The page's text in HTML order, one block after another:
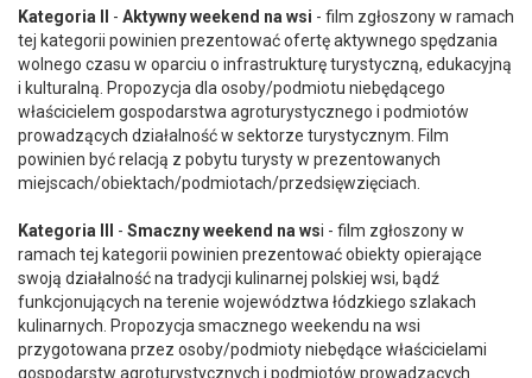
Kategoria II - Aktywny weekend na wsi - film zgłoszony w ramach
tej kategorii powinien prezentować ofertę aktywnego spędzania
wolnego czasu w oparciu o infrastrukturę turystyczną, edukacyjną
i kulturalną. Propozycja dla osoby/podmiotu niebędącego
właścicielem gospodarstwa agroturystycznego i podmiotów
prowadzących działalność w sektorze turystycznym. Film
powinien być relacją z pobytu turysty w prezentowanych
miejscach/obiektach/podmiotach/przedsięwzięciach.
Kategoria III - Smaczny weekend na wsi - film zgłoszony w
ramach tej kategorii powinien prezentować obiekty opierające
swoją działalność na tradycji kulinarnej polskiej wsi, bądź
funkcjonujących na terenie województwa łódzkiego szlakach
kulinarnych. Propozycja smacznego weekendu na wsi
przygotowana przez osoby/podmioty niebędące właścicielami
gospodarstw agroturystycznych i podmiotów prowadzących